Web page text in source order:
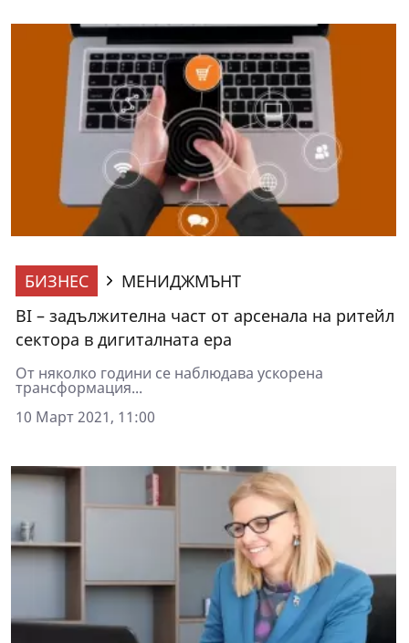
БИЗНЕС
МЕНИДЖМЪНТ
BI – задължителна част от арсенала на ритейл
сектора в дигиталната ера
От няколко години се наблюдава ускорена
трансформация...
10 Март 2021, 11:00